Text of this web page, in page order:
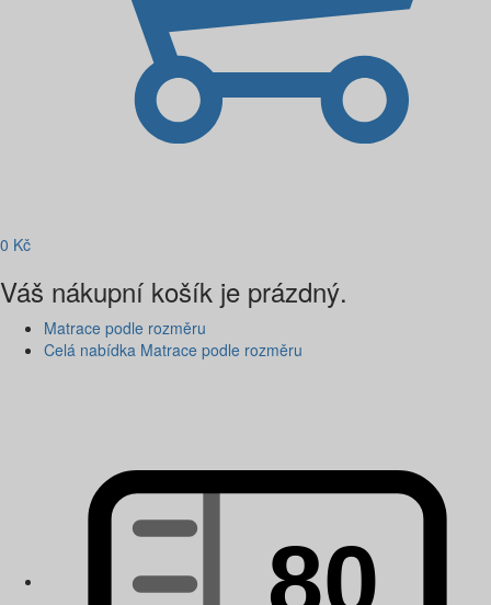
0 Kč
Váš nákupní košík je prázdný.
Matrace podle rozměru
Celá nabídka Matrace podle rozměru